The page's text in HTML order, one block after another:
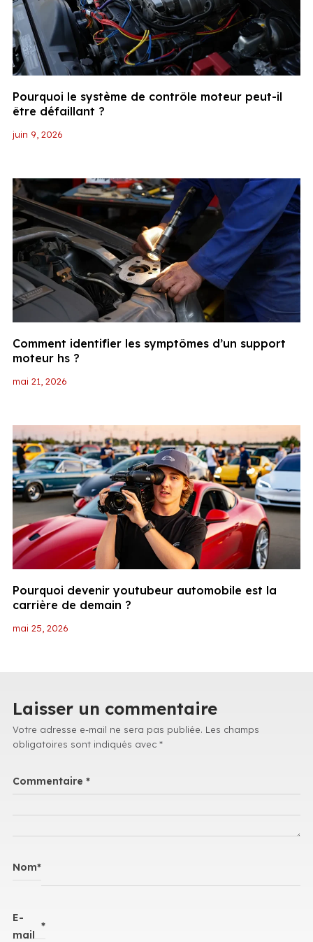
juin 9, 2026
Pourquoi le système de contrôle moteur peut-il
être défaillant ?
mai 21, 2026
Comment identifier les symptômes d’un support
moteur hs ?
mai 25, 2026
Pourquoi devenir youtubeur automobile est la
carrière de demain ?
Laisser un commentaire
Votre adresse e-mail ne sera pas publiée. Les champs
obligatoires sont indiqués avec *
Commentaire *
Nom*
E-
mail
*